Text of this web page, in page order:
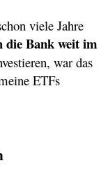
viele Jahre
die Bank weit im
war das
ETFs